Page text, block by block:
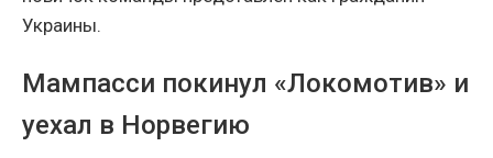
Украины.
Мампасси покинул «Локомотив» и
уехал в Норвегию